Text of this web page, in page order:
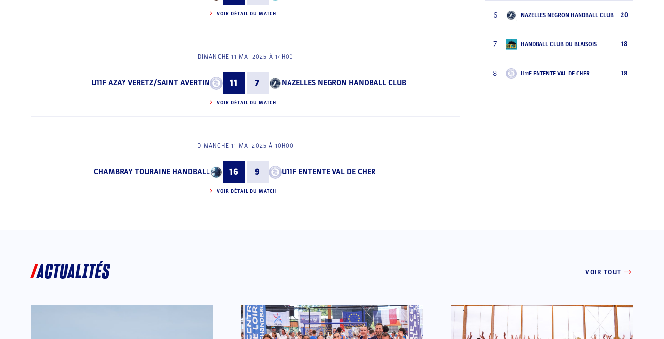
VOIR DÉTAIL DU MATCH
DIMANCHE 11 MAI 2025 À 14H00
U11F AZAY VERETZ/SAINT AVERTIN 11 7 NAZELLES NEGRON HANDBALL CLUB
VOIR DÉTAIL DU MATCH
DIMANCHE 11 MAI 2025 À 10H00
CHAMBRAY TOURAINE HANDBALL 16 9 U11F ENTENTE VAL DE CHER
VOIR DÉTAIL DU MATCH
6 NAZELLES NEGRON HANDBALL CLUB 20
7 HANDBALL CLUB DU BLAISOIS 18
8 U11F ENTENTE VAL DE CHER 18
ACTUALITÉS VOIR TOUT